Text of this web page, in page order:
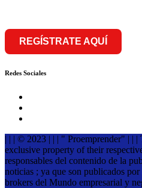
REGÍSTRATE AQUÍ
Redes Sociales
| | | © 2023 | | | " Proemprender" | | |
exclusive property of their
responsables del contenido de la
noticias ; ya que son publicados
brokers del Mundo empresarial y